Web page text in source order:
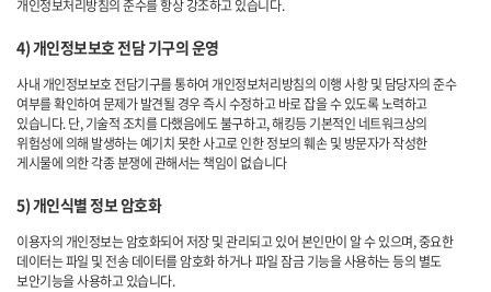
개인정보처리방침의 준수를 항상 강조하고 있습니다.
4) 개인정보보호 전담 기구의 운영
사내 개인정보보호 전담기구를 통하여 개인정보처리방침의 이행 사항 및 담당자의 준수
여부를 확인하여 문제가 발견될 경우 즉시 수정하고 바로 잡을 수 있도록 노력하고
있습니다. 단, 기술적 조치를 다했음에도 불구하고, 해킹등 기본적인 네트워크상의
위험성에 의해 발생하는 예기치 못한 사고로 인한 정보의 훼손 및 방문자가 작성한
게시물에 의한 각종 분쟁에 관해서는 책임이 없습니다
5) 개인식별 정보 암호화
이용자의 개인정보는 암호화되어 저장 및 관리되고 있어 본인만이 알 수 있으며, 중요한
데이터는 파일 및 전송 데이터를 암호화 하거나 파일 잠금 기능을 사용하는 등의 별도
보안기능을 사용하고 있습니다.